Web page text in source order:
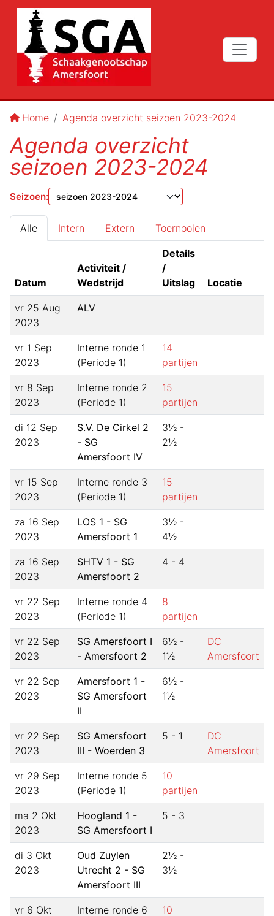
Home Agenda overzicht seizoen 2023-2024
Agenda overzicht
seizoen 2023-2024
Seizoen:
Alle Intern Extern Toernooien
Datum
Activiteit /
Wedstrijd
Details
/
Uitslag
Locatie
vr 25 Aug
2023
ALV
vr 1 Sep
2023
Interne ronde 1
(Periode 1)
14
partijen
vr 8 Sep
2023
Interne ronde 2
(Periode 1)
15
partijen
di 12 Sep
2023
S.V. De Cirkel 2
- SG
Amersfoort IV
3½ -
2½
vr 15 Sep
2023
Interne ronde 3
(Periode 1)
15
partijen
za 16 Sep
2023
LOS 1 - SG
Amersfoort 1
3½ -
4½
za 16 Sep
2023
SHTV 1 - SG
Amersfoort 2
4 - 4
vr 22 Sep
2023
Interne ronde 4
(Periode 1)
8
partijen
vr 22 Sep
2023
SG Amersfoort I
- Amersfoort 2
6½ -
1½
DC
Amersfoort
vr 22 Sep
2023
Amersfoort 1 -
SG Amersfoort
II
6½ -
1½
vr 22 Sep
2023
SG Amersfoort
III - Woerden 3
5 - 1
DC
Amersfoort
vr 29 Sep
2023
Interne ronde 5
(Periode 1)
10
partijen
ma 2 Okt
2023
Hoogland 1 -
SG Amersfoort I
5 - 3
di 3 Okt
2023
Oud Zuylen
Utrecht 2 - SG
Amersfoort III
2½ -
3½
vr 6 Okt
Interne ronde 6
10